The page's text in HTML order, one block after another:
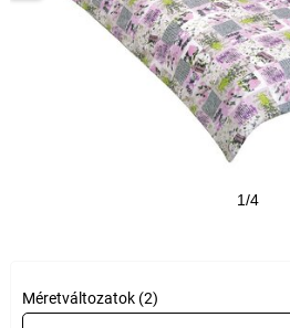
1/4
Méretváltozatok (2)